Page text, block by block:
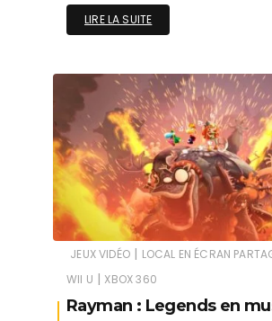
LIRE LA SUITE
JEUX VIDÉO | LOCAL EN ÉCRAN
WII U | XBOX 360
Rayman : Legends en